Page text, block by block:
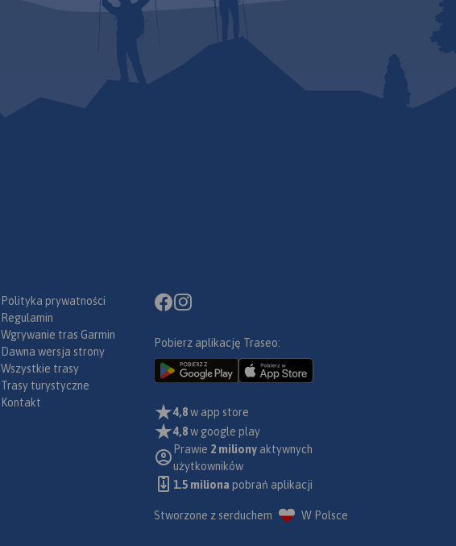
Polityka prywatności
Regulamin
Wgrywanie tras Garmin
Dawna wersja strony
Wszystkie trasy
Trasy turystyczne
Kontakt
Pobierz aplikację Traseo:
4,8w app store
4,8w google play
Prawie 2 miliony aktywnych
użytkowników
1.5 miliona pobrań aplikacji
Stworzone z serduchem W Polsce